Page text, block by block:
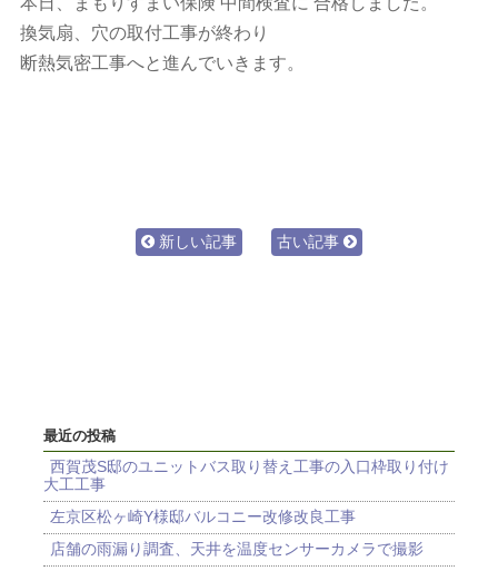
換気扇、穴の取付工事が終わり
断熱気密工事へと進んでいきます。
新しい記事 古い記事
最近の投稿
西賀茂S邸のユニットバス取り替え工事の入口枠取り付け
大工工事
左京区松ヶ崎Y様邸バルコニー改修改良工事
店舗の雨漏り調査、天井を温度センサーカメラで撮影